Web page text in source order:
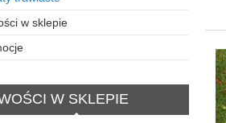
w sklepie
W SKLEPIE